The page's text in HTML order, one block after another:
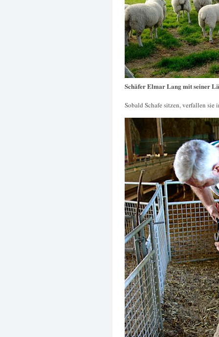
Schäfer Elmar Lang mit seiner
Sobald Schafe sitzen, verfallen sie